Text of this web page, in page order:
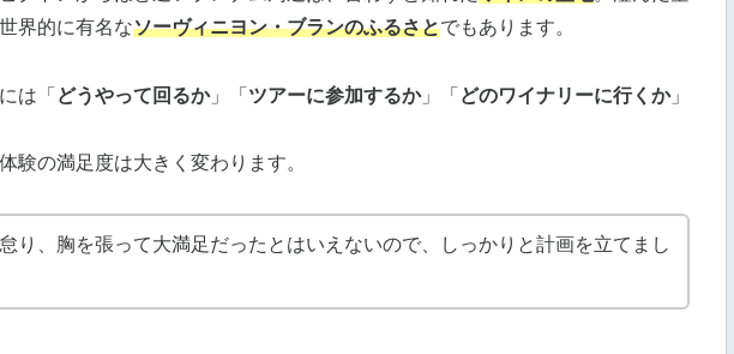
界的に有名なソーヴィニヨン・ブランのふるさとでもあります。
は「 どうやって回るか」「 ツアーに参加するか」「 どのワイナリーに行くか」
験の満足度は大きく変わります。
り、胸を張って大満足だったとはいえないので、しっかりと計画を立てまし